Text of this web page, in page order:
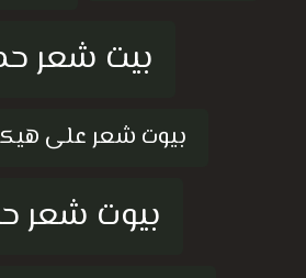
بيت شعر
بيوت شعر على
بيوت شعر